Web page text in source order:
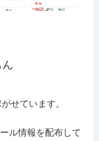
せています。
ル情報を配布して